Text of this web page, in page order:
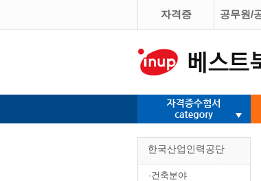
자격증 공무원/
한국산업인력공단
·건축분야